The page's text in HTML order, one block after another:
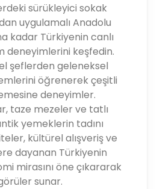
sürükleyici sokak
uygulamalı Anadolu
kadar Türkiyenin canlı
deneyimlerini keşfedin.
şeflerden geleneksel
öğrenerek çeşitli
deneyimler.
taze mezeler ve tatlı
yemeklerin tadını
kültürel alışveriş ve
dayanan Türkiyenin
mirasını öne çıkararak
sunar.